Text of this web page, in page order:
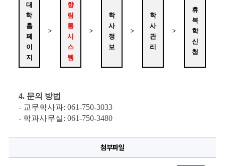
대
학
홈
페
이
지
>
향
림
통
시
스
템
>
학
사
정
보
>
학
사
관
리
>
휴
복
학
신
청
4. 문의 방법
- 교무학사과: 061-750-3033
- 학과사무실: 061-750-3480
첨부파일